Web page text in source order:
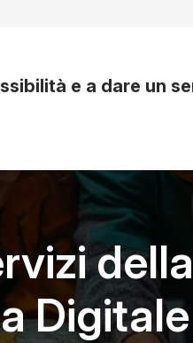
e a dare un
Digitale